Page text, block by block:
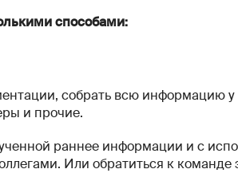
способами:
собрать всю информацию
и прочие.
раннее информации и с
Или обратиться к